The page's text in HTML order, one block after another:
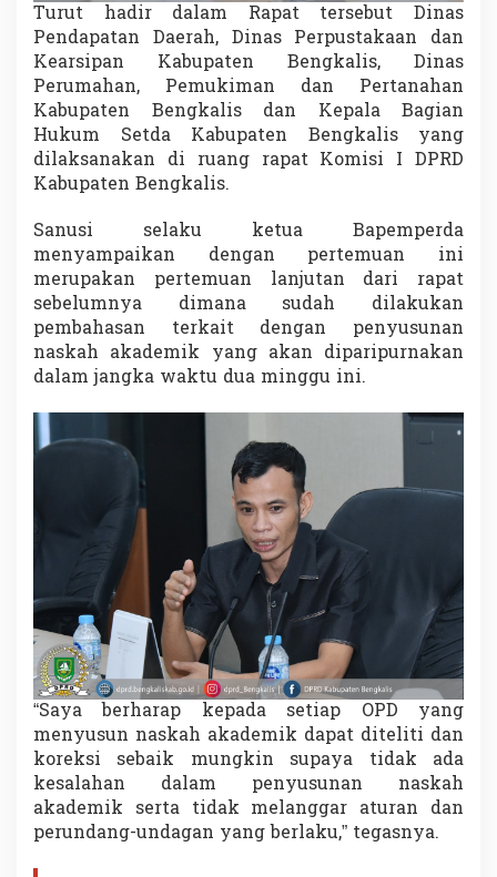
Turut hadir dalam Rapat tersebut Dinas
Pendapatan Daerah, Dinas Perpustakaan dan
Kearsipan Kabupaten Bengkalis, Dinas
Perumahan, Pemukiman dan Pertanahan
Kabupaten Bengkalis dan Kepala Bagian
Hukum Setda Kabupaten Bengkalis yang
dilaksanakan di ruang rapat Komisi I DPRD
Kabupaten Bengkalis.
Sanusi selaku ketua Bapemperda
menyampaikan dengan pertemuan ini
merupakan pertemuan lanjutan dari rapat
sebelumnya dimana sudah dilakukan
pembahasan terkait dengan penyusunan
naskah akademik yang akan diparipurnakan
dalam jangka waktu dua minggu ini.
“Saya berharap kepada setiap OPD yang
menyusun naskah akademik dapat diteliti dan
koreksi sebaik mungkin supaya tidak ada
kesalahan dalam penyusunan naskah
akademik serta tidak melanggar aturan dan
perundang-undagan yang berlaku,” tegasnya.